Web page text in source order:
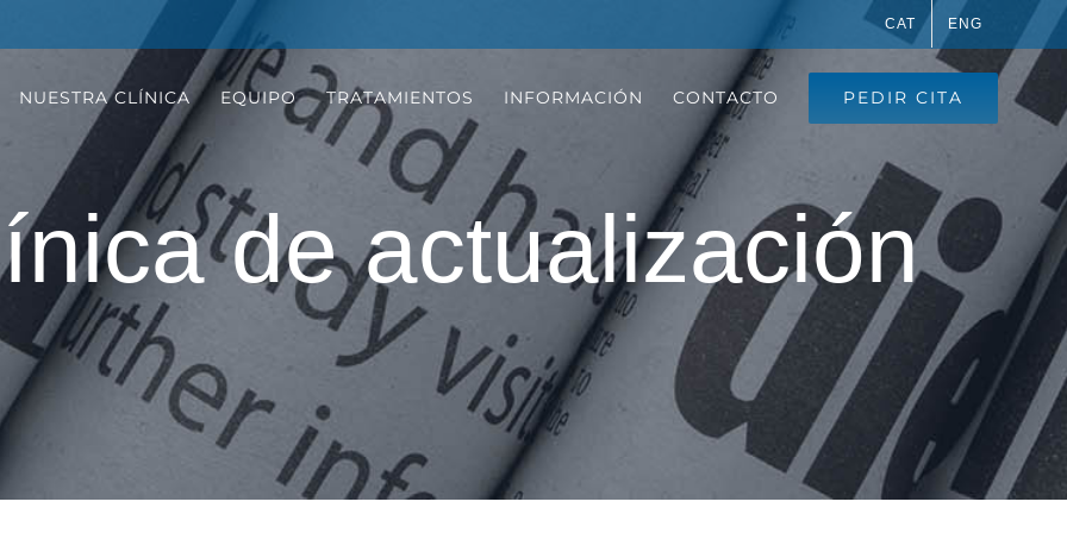
CAT ENG
NUESTRA CLÍNICA EQUIPO TRATAMIENTOS INFORMACIÓN CONTACTO PEDIR CITA
de actualización